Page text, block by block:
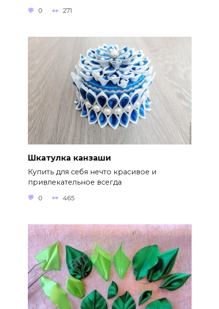
0 271
Шкатулка канзаши
Купить для себя нечто красивое и
привлекательное всегда
0 465